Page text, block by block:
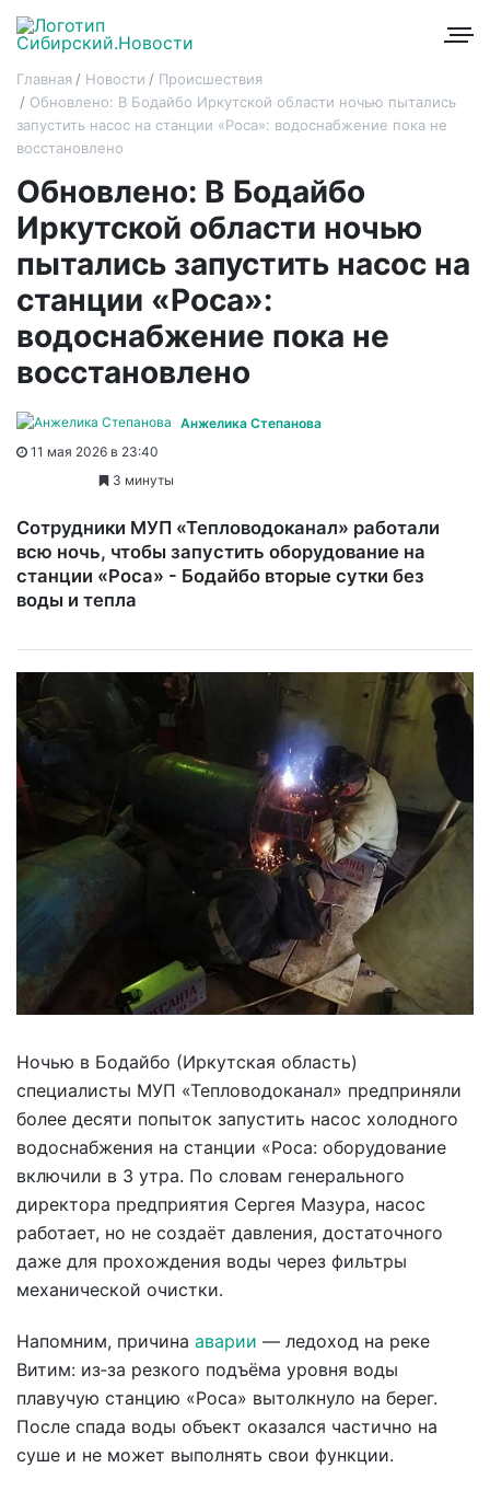
Главная Новости
Происшествия
Обновлено: В Бодайбо Иркутской области ночью пытались
запустить насос на станции «Роса»: водоснабжение пока не
восстановлено
Обновлено: В Бодайбо
Иркутской области ночью
пытались запустить насос на
станции «Роса»:
водоснабжение пока не
восстановлено
Анжелика Степанова
11 мая 2026 в 23:40
3 минуты
Сотрудники МУП «Тепловодоканал» работали
всю ночь, чтобы запустить оборудование на
станции «Роса» - Бодайбо вторые сутки без
воды и тепла
Ночью в Бодайбо (Иркутская область)
специалисты МУП «Тепловодоканал» предприняли
более десяти попыток запустить насос холодного
водоснабжения на станции «Роса: оборудование
включили в 3 утра. По словам генерального
директора предприятия Сергея Мазура, насос
работает, но не создаёт давления, достаточного
даже для прохождения воды через фильтры
механической очистки.
Напомним, причина аварии — ледоход на реке
Витим: из‑за резкого подъёма уровня воды
плавучую станцию «Роса» вытолкнуло на берег.
После спада воды объект оказался частично на
суше и не может выполнять свои функции.